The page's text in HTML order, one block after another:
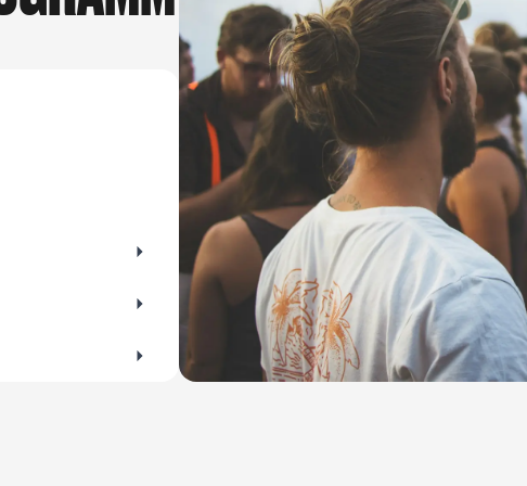
verraten dir die schönsten Orte zum Spazieren
zwischen
sie heute
zur Kunst
kleinen
wärst.